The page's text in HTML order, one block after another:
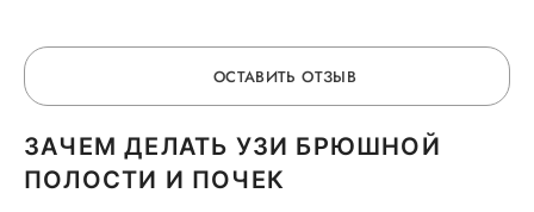
ОСТАВИТЬ ОТЗЫВ
ОСТАВЬТЕ ОТЗЫВ
ЗАЧЕМ ДЕЛАТЬ УЗИ БРЮШНОЙ
ПОЛОСТИ И ПОЧЕК